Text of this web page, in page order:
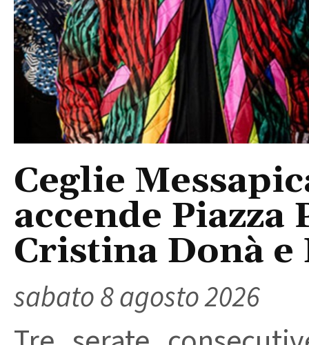
Ceglie
accende
Cristina Donà
sabato 8 agosto 2026